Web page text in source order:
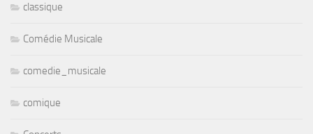
classique
Comédie Musicale
comedie_musicale
comique